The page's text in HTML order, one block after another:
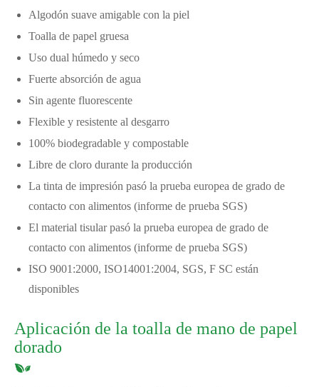
Algodón suave amigable con la piel
Toalla de papel gruesa
Uso dual húmedo y seco
Fuerte absorción de agua
Sin agente fluorescente
Flexible y resistente al desgarro
100% biodegradable y compostable
Libre de cloro durante la producción
La tinta de impresión pasó la prueba europea de grado de
contacto con alimentos (informe de prueba SGS)
El material tisular pasó la prueba europea de grado de
contacto con alimentos (informe de prueba SGS)
ISO 9001:2000, ISO14001:2004, SGS, F SC están
disponibles
Aplicación de la toalla de mano de papel
dorado